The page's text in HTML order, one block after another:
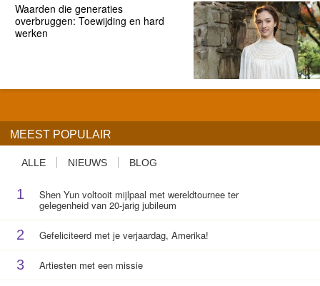
Waarden die generaties
overbruggen: Toewijding en hard
werken
MEEST POPULAIR
ALLE NIEUWS BLOG
1 Shen Yun voltooit mijlpaal met wereldtournee ter
gelegenheid van 20-jarig jubileum
2 Gefeliciteerd met je verjaardag, Amerika!
3 Artiesten met een missie